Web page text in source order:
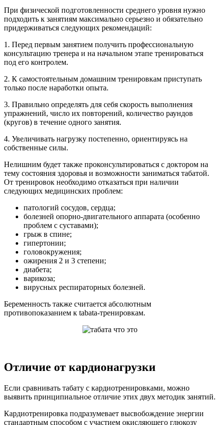
При физической подготовленности среднего уровня нужно
подходить к занятиям максимально серьезно и обязательно
придерживаться следующих рекомендаций:
1. Перед первым занятием получить профессиональную
консультацию тренера и на начальном этапе тренироваться
под его контролем.
2. К самостоятельным домашним тренировкам приступать
только после наработки опыта.
3. Правильно определять для себя скорость выполнения
упражнений, число их повторений, количество раундов
(кругов) в течение одного занятия.
4. Увеличивать нагрузку постепенно, ориентируясь на
собственные силы.
Нелишним будет также проконсультироваться с доктором на
тему состояния здоровья и возможности заниматься табатой.
От тренировок необходимо отказаться при наличии
следующих медицинских проблем:
патологий сосудов, сердца;
болезней опорно-двигательного аппарата (особенно
проблем с суставами);
грыж в спине;
гипертонии;
головокружения;
ожирения 2 и 3 степени;
диабета;
варикоза;
вирусных респираторных болезней.
Беременность также считается абсолютным
противопоказанием к tabata-тренировкам.
Отличие от кардионагрузки
Если сравнивать табату с кардиотренировками, можно
выявить принципиальное отличие этих двух методик занятий.
Кардиотренировка подразумевает высвобождение энергии
стандартным способом с участием окисляющего глюкозу